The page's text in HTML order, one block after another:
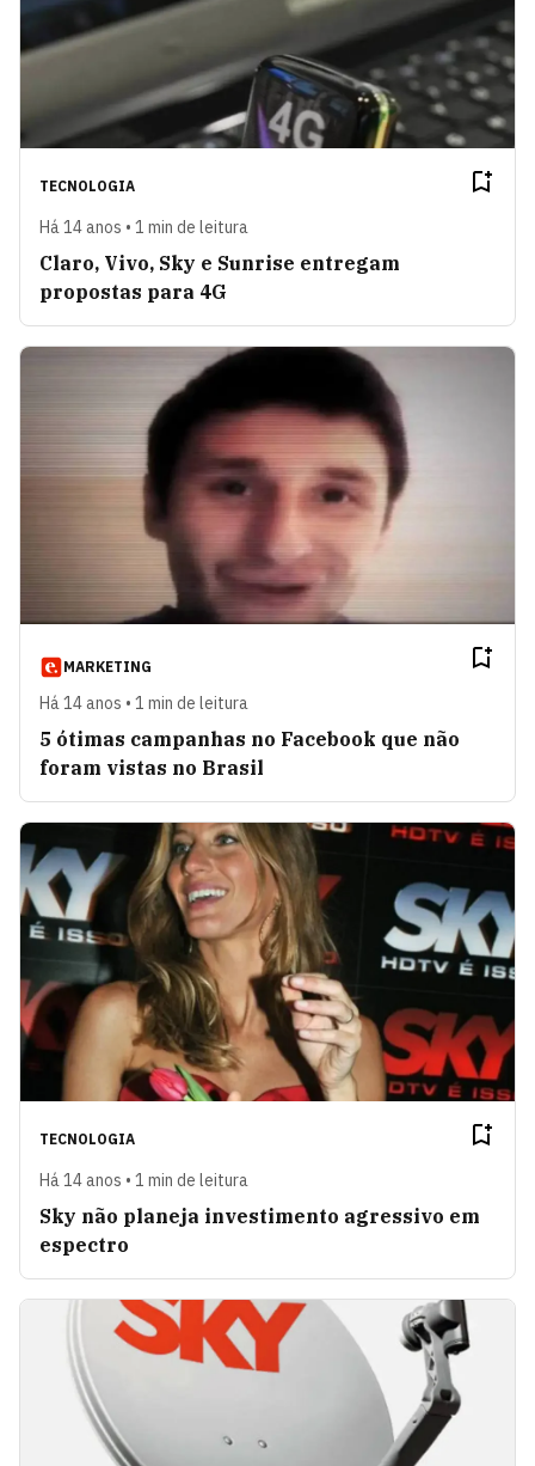
TECNOLOGIA
Há 14 anos • 1 min de leitura
Claro, Vivo, Sky e Sunrise entregam
propostas para 4G
MARKETING
Há 14 anos • 1 min de leitura
5 ótimas campanhas no Facebook que não
foram vistas no Brasil
TECNOLOGIA
Há 14 anos • 1 min de leitura
Sky não planeja investimento agressivo em
espectro